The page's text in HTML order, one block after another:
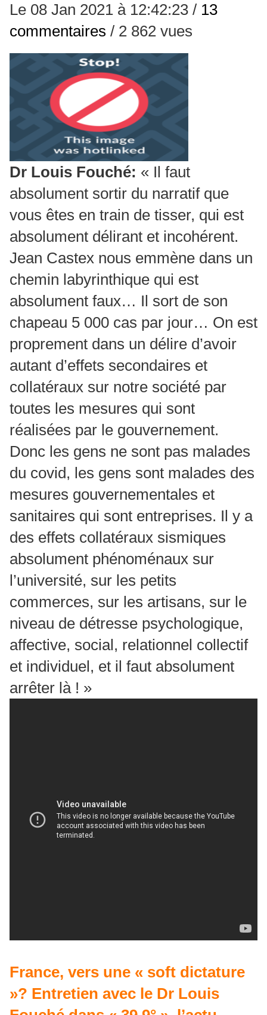
Le 08 Jan 2021 à 12:42:23 / 13
commentaires / 2 862 vues
Dr Louis Fouché: « Il faut
absolument sortir du narratif que
vous êtes en train de tisser, qui est
absolument délirant et incohérent.
Jean Castex nous emmène dans un
chemin labyrinthique qui est
absolument faux… Il sort de son
chapeau 5 000 cas par jour… On est
proprement dans un délire d’avoir
autant d’effets secondaires et
collatéraux sur notre société par
toutes les mesures qui sont
réalisées par le gouvernement.
Donc les gens ne sont pas malades
du covid, les gens sont malades des
mesures gouvernementales et
sanitaires qui sont entreprises. Il y a
des effets collatéraux sismiques
absolument phénoménaux sur
l’université, sur les petits
commerces, sur les artisans, sur le
niveau de détresse psychologique,
affective, social, relationnel collectif
et individuel, et il faut absolument
arrêter là ! »
France, vers une « soft dictature
»? Entretien avec le Dr Louis